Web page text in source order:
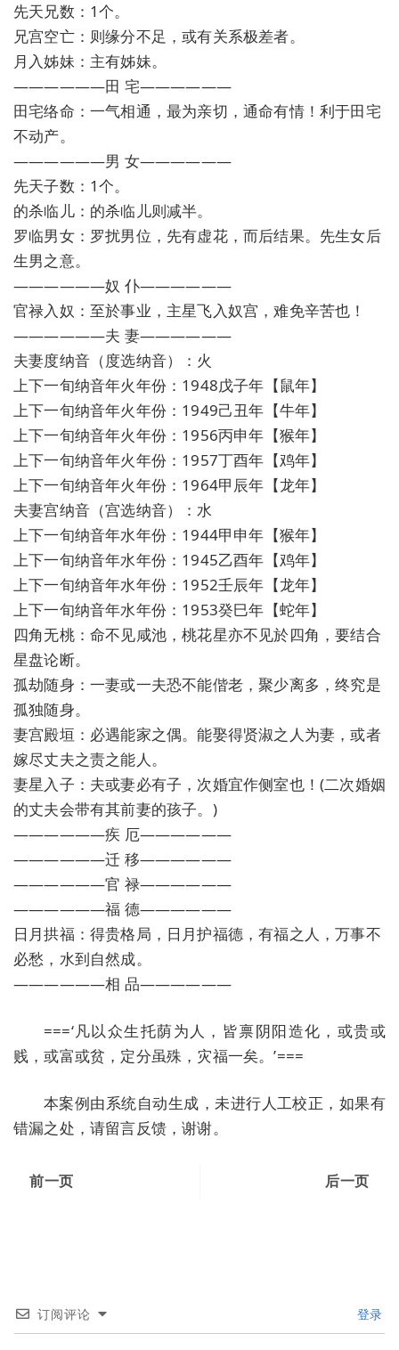
先天兄数：1个。
兄宫空亡：则缘分不足，或有关系极差者。
月入姊妹：主有姊妹。
——————田 宅——————
田宅络命：一气相通，最为亲切，通命有情！利于田宅
不动产。
——————男 女——————
先天子数：1个。
的杀临儿：的杀临儿则减半。
罗临男女：罗扰男位，先有虚花，而后结果。先生女后
生男之意。
——————奴 仆——————
官禄入奴：至於事业，主星飞入奴宫，难免辛苦也！
——————夫 妻——————
夫妻度纳音（度选纳音）：火
上下一旬纳音年火年份：1948戊子年【鼠年】
上下一旬纳音年火年份：1949己丑年【牛年】
上下一旬纳音年火年份：1956丙申年【猴年】
上下一旬纳音年火年份：1957丁酉年【鸡年】
上下一旬纳音年火年份：1964甲辰年【龙年】
夫妻宫纳音（宫选纳音）：水
上下一旬纳音年水年份：1944甲申年【猴年】
上下一旬纳音年水年份：1945乙酉年【鸡年】
上下一旬纳音年水年份：1952壬辰年【龙年】
上下一旬纳音年水年份：1953癸巳年【蛇年】
四角无桃：命不见咸池，桃花星亦不见於四角，要结合
星盘论断。
孤劫随身：一妻或一夫恐不能偕老，聚少离多，终究是
孤独随身。
妻宫殿垣：必遇能家之偶。能娶得贤淑之人为妻，或者
嫁尽丈夫之责之能人。
妻星入子：夫或妻必有子，次婚宜作侧室也！(二次婚姻
的丈夫会带有其前妻的孩子。)
——————疾 厄——————
——————迁 移——————
——————官 禄——————
——————福 德——————
日月拱福：得贵格局，日月护福德，有福之人，万事不
必愁，水到自然成。
——————相 品——————
===‘凡以众生托荫为人，皆禀阴阳造化，或贵或
贱，或富或贫，定分虽殊，灾福一矣。’===
本案例由系统自动生成，未进行人工校正，如果有
错漏之处，请留言反馈，谢谢。
前一页 后一页
订阅评论 登录